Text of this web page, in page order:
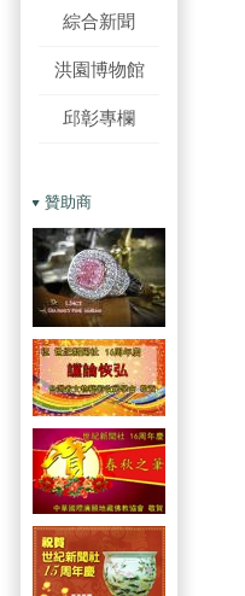
綜合新聞
洪園博物館
邱彰專欄
贊助商